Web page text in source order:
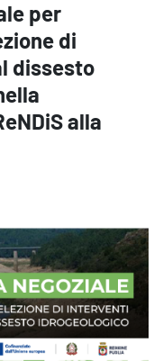
per
di
dissesto
alla